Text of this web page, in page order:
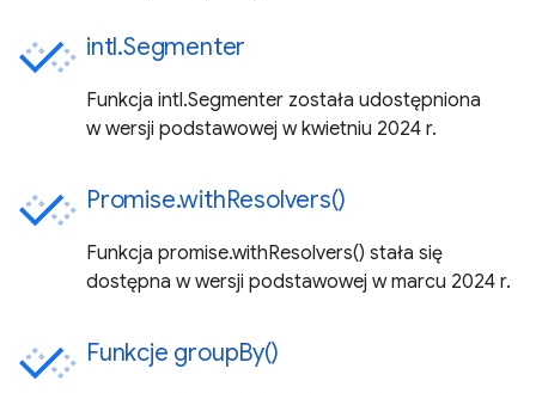
intl.Segmenter
Funkcja intl.Segmenter została udostępniona
w wersji podstawowej w kwietniu 2024 r.
Promise.withResolvers()
Funkcja promise.withResolvers() stała się
dostępna w wersji podstawowej w marcu 2024 r.
Funkcje groupBy()